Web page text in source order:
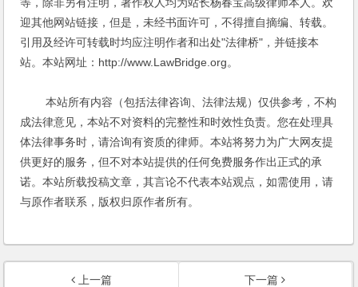
迎其他网站链接，但是，未经书面许可，不得擅自摘编、转载。
引用及经许可转载时均应注明作者和出处"法律桥"，并链接本
站。本站网址：http://www.LawBridge.org。
本站所有内容（包括法律咨询、法律法规）仅供参考，不构
成法律意见，本站不对资料的完整性和时效性负责。您在处理具
体法律事务时，请洽询有资质的律师。本站将努力为广大网友提
供更好的服务，但不对本站提供的任何免费服务作出正式的承
诺。本站所载投稿文章，其言论不代表本站观点，如需使用，请
与原作者联系，版权归原作者所有。
上一篇
下一篇